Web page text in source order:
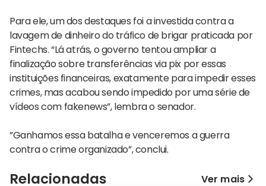
Para ele, um dos destaques foi a investida contra a
lavagem de dinheiro do tráfico de brigar praticada por
Fintechs. “Lá atrás, o governo tentou ampliar a
finalização sobre transferências via pix por essas
instituições financeiras, exatamente para impedir esses
crimes, mas acabou sendo impedido por uma série de
vídeos com fakenews”, lembra o senador.
”Ganhamos essa batalha e venceremos a guerra
contra o crime organizado”, conclui.
Relacionadas Ver mais